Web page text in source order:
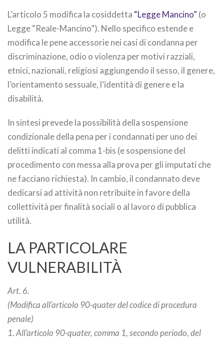
L’articolo 5 modifica la cosiddetta “Legge Mancino” (o
Legge “Reale-Mancino”). Nello specifico estende e
modifica le pene accessorie nei casi di condanna per
discriminazione, odio o violenza per motivi razziali,
etnici, nazionali, religiosi aggiungendo il sesso, il genere,
l’orientamento sessuale, l’identità di genere e la
disabilità.
In sintesi prevede la possibilità della sospensione
condizionale della pena per i condannati per uno dei
delitti indicati al comma 1-bis (e sospensione del
procedimento con messa alla prova per gli imputati che
ne facciano richiesta). In cambio, il condannato deve
dedicarsi ad attività non retribuite in favore della
collettività per finalità sociali o al lavoro di pubblica
utilità.
LA PARTICOLARE
VULNERABILITÀ
Art. 6.
(Modifica all’articolo 90-quater del codice di procedura
penale)
1. All’articolo 90-quater, comma 1, secondo periodo, del